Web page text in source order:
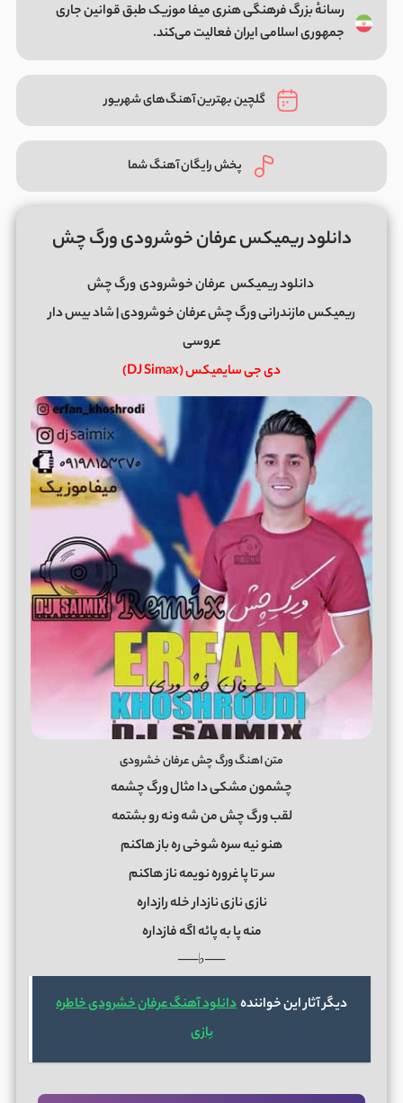
رسانهٔ بزرگ فرهنگی هنری میفا موزیک طبق قوانین جاری
جمهوری اسلامی ایران فعالیت می‌کند.
گلچین بهترین آهنگ‌های شهریور
پخش رایگان آهنگ شما
دانلود ریمیکس عرفان خوشرودی ورگ چش
دانلود ریمیکس عرفان خوشرودیورگ چش
ریمیکس مازندرانی ورگ چش عرفان خوشرودی | شاد بیس دار
عروسی
دی جی سایمیکس (DJ Simax)
متن اهنگ ورگ چش عرفان خشرودی
چشمون مشکی دا مثال ورگ چشمه
لقب ورگ چش من شه ونه رو بشتمه
هنو نیه سره شوخی ره باز هاکنم
سر تا پا غروره نویمه ناز هاکنم
نازی نازی نازدار خله رازداره
منه پا به پائه اگه فازداره
──♭──
دیگر آثار این خوانندهدانلود آهنگ عرفان خشرودی خاطره
بازی